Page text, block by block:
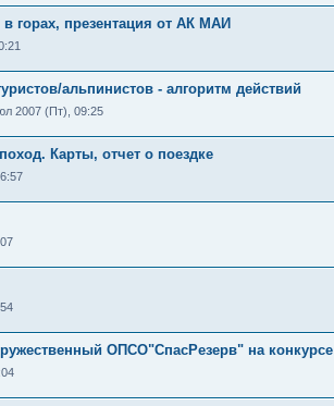
горах, презентация от АК МАИ
альпинистов - алгоритм действий
2007 (Пт), 09:25
Карты, отчет о поездке
ОПСО"СпасРезерв" на конкурсе